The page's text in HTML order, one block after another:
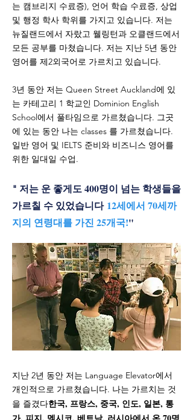
는 캠브리지 수료증), 언어 학습 수료증, 상업
및 행정 학사 학위를 가지고 있습니다. 저는
뉴질랜드에서 자랐고 웰링턴과 오클랜드에서
모든 공부를 마쳤습니다. 저는 지난 5년 동안
영어를 제2외국어로 가르치고 있습니다.
3년 동안 저는 Queen Street Auckland에 있
는 카테고리 1 학교인 Dominion English
School에서 풀타임으로 가르쳤습니다. 그곳
에 있는 동안 나는 classes 를 가르쳤습니다.
일반 영어 및 IELTS 준비와 비즈니스 영어를
위한 일대일 수업.
" 저는 운 좋게도 400명이 넘는 학생들을
가르칠 수 있었습니다 12세에서 70세까
지의 연령대를 가진 25개국!"
지난 2년 동안 저는 Language Elevator에서
개인적으로 가르쳤습니다. 나는 가르치는 것
을 즐겼다한국, 프랑스, 중국, 인도, 일본, 통